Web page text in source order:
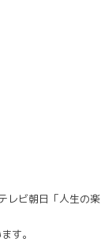
レビ朝日「人生の楽
す。